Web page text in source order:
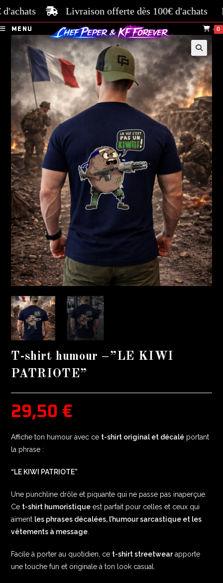
Livraison offerte dès 100€ d'achats
MENU 0
🔍
T-shirt humour –”LE KIWI
PATRIOTE”
29,50 €
Affiche ton humour avec ce t-shirt original et décalé portant
la phrase :
“LE KIWI PATRIOTE”
Une punchline drôle et piquante qui ne passe pas inaperçue.
Ce t-shirt humoristique est parfait pour celles et ceux qui
aiment les phrases décalées, l’humour sarcastique et les
vêtements à message
Facile à porter au quotidien, ce t-shirt streetwearapporte
une touche fun et originale à ton look casual.